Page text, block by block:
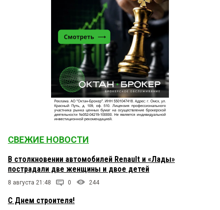
СВЕЖИЕ НОВОСТИ
В столкновении автомобилей Renault и «Лады»
пострадали две женщины и двое детей
8 августа 21:48 0 244
С Днем строителя!